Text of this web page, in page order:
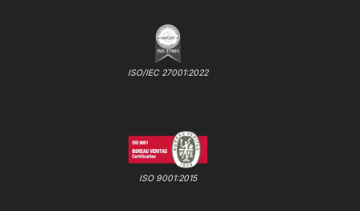
ISO/IEC 27001:2022
ISO 9001:2015